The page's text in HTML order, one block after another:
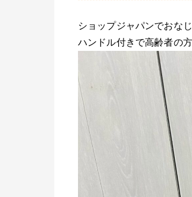
ショップジャパンでおな
ハンドル付きで高齢者の